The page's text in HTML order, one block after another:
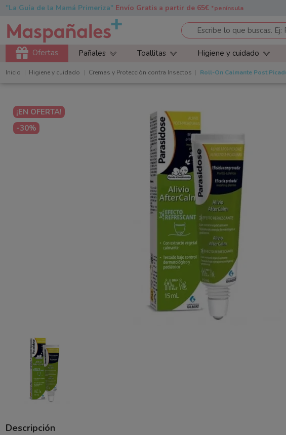
"La Guía de la Mamá Primeriza" Envío Gratis a partir de 65€*península
Ofertas Pañales Toallitas Higiene y cuidado
Inicio Higiene y cuidado Cremas y Protección contra Insectos Roll-On Calmante Post
¡EN OFERTA!
-30%
Descripción